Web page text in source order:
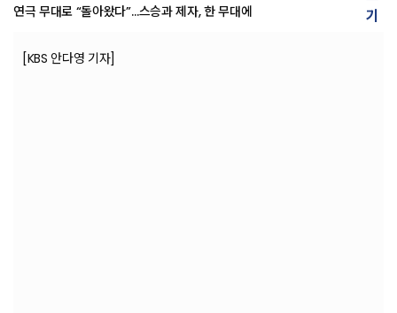
연극 무대로 “돌아왔다”…스승과 제자, 한 무대에
[KBS 안다영 기자]